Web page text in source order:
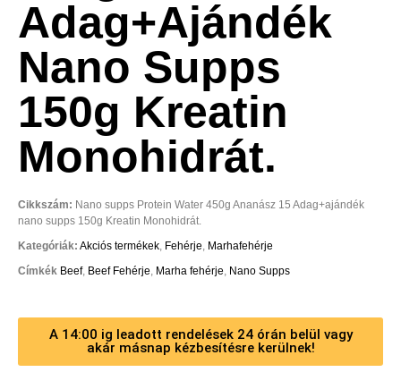
Adag+ajándék
Nano Supps
150g Kreatin
Monohidrát.
Cikkszám: Nano supps Protein Water 450g Ananász 15 Adag+ajándék
nano supps 150g Kreatin Monohidrát.
Kategóriák: Akciós termékek, Fehérje, Marhafehérje
Címkék Beef, Beef Fehérje, Marha fehérje, Nano Supps
A 14:00 ig leadott rendelések 24 órán belül vagy
akár másnap kézbesítésre kerülnek!